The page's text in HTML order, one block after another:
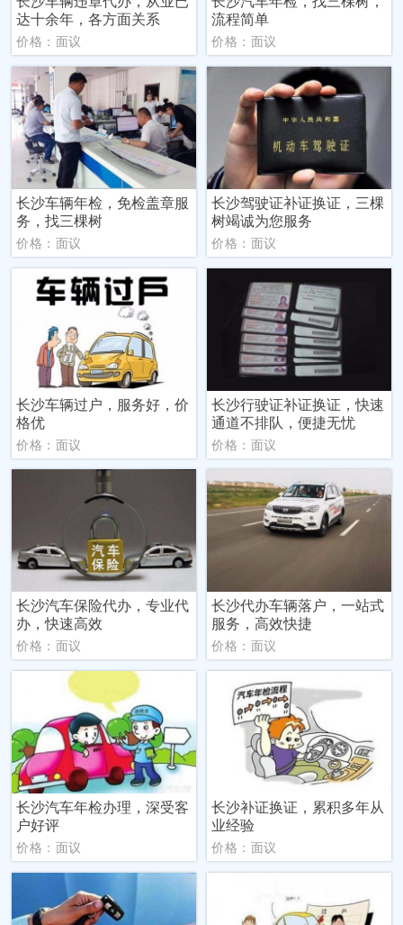
达十余年，各方面关系
价格：面议
流程简单
价格：面议
长沙车辆年检，免检盖章服
务，找三棵树
价格：面议
长沙驾驶证补证换证，三棵
树竭诚为您服务
价格：面议
长沙车辆过户，服务好，价
格优
价格：面议
长沙行驶证补证换证，快速
通道不排队，便捷无忧
价格：面议
长沙汽车保险代办，专业代
办，快速高效
价格：面议
长沙代办车辆落户，一站式
服务，高效快捷
价格：面议
长沙汽车年检办理，深受客
户好评
价格：面议
长沙补证换证，累积多年从
业经验
价格：面议